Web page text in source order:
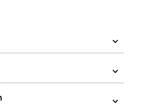
Rückseite runden das